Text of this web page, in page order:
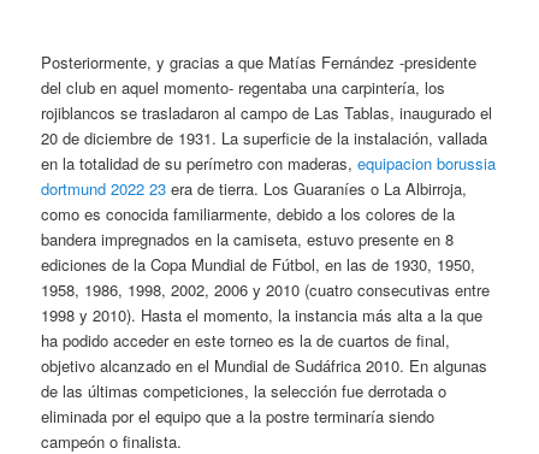
Posteriormente, y gracias a que Matías Fernández -presidente
del club en aquel momento- regentaba una carpintería, los
rojiblancos se trasladaron al campo de Las Tablas, inaugurado el
20 de diciembre de 1931. La superficie de la instalación, vallada
en la totalidad de su perímetro con maderas,equipacion borussia
dortmund 2022 23 era de tierra. Los Guaraníes o La Albirroja,
como es conocida familiarmente, debido a los colores de la
bandera impregnados en la camiseta, estuvo presente en 8
ediciones de la Copa Mundial de Fútbol, en las de 1930, 1950,
1958, 1986, 1998, 2002, 2006 y 2010 (cuatro consecutivas entre
1998 y 2010). Hasta el momento, la instancia más alta a la que
ha podido acceder en este torneo es la de cuartos de final,
objetivo alcanzado en el Mundial de Sudáfrica 2010. En algunas
de las últimas competiciones, la selección fue derrotada o
eliminada por el equipo que a la postre terminaría siendo
campeón o finalista.